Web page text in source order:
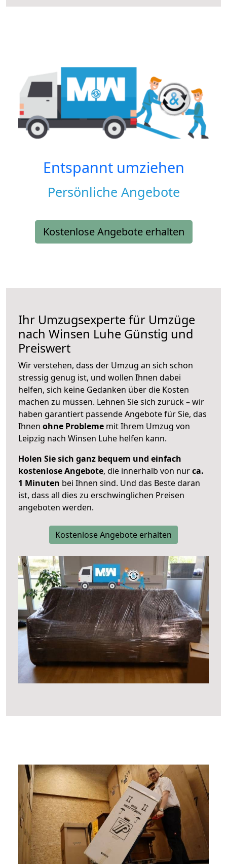
Entspannt umziehen
Persönliche Angebote
Kostenlose Angebote erhalten
Ihr Umzugsexperte für Umzüge
nach Winsen Luhe Günstig und
Preiswert
Wir verstehen, dass der Umzug an sich schon
stressig genug ist, und wollen Ihnen dabei
helfen, sich keine Gedanken über die Kosten
machen zu müssen. Lehnen Sie sich zurück – wir
haben garantiert passende Angebote für Sie, das
Ihnen ohne Probleme mit Ihrem Umzug von
Leipzig nach Winsen Luhe helfen kann.
Holen Sie sich ganz bequem und einfach
kostenlose Angebote, die innerhalb von nurca.
1 Minuten bei Ihnen sind. Und das Beste daran
ist, dass all dies zu erschwinglichen Preisen
angeboten werden.
Kostenlose Angebote erhalten